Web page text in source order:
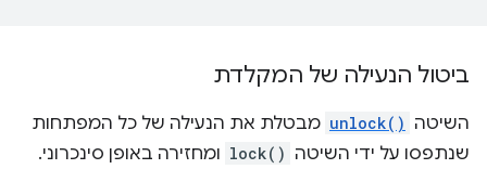
ביטול הנעילה של המקלדת
השיטה unlock() מבטלת את הנעילה של כל המפתחות
שנתפסו על ידי השיטה lock() ומחזירה באופן סינכרוני.